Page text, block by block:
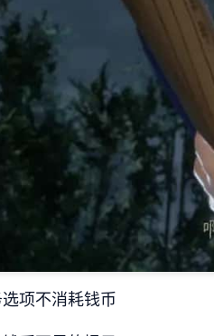
项不消耗钱币